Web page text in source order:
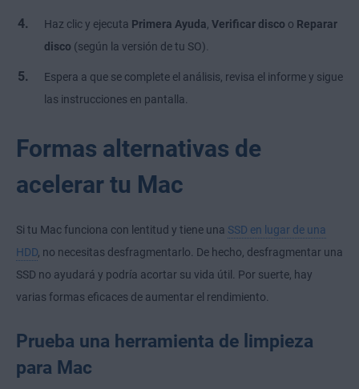
Haz clic y ejecuta Primera Ayuda Verificar disco o Reparar
disco (según la versión de tu SO).
Espera a que se complete el análisis, revisa el informe y sigue
las instrucciones en pantalla.
Formas alternativas de
acelerar tu Mac
Si tu Mac funciona con lentitud y tiene una SSD en lugar de una
HDD , no necesitas desfragmentarlo. De hecho, desfragmentar una
SSD no ayudará y podría acortar su vida útil. Por suerte, hay
varias formas eficaces de aumentar el rendimiento.
Prueba una herramienta de limpieza
para Mac